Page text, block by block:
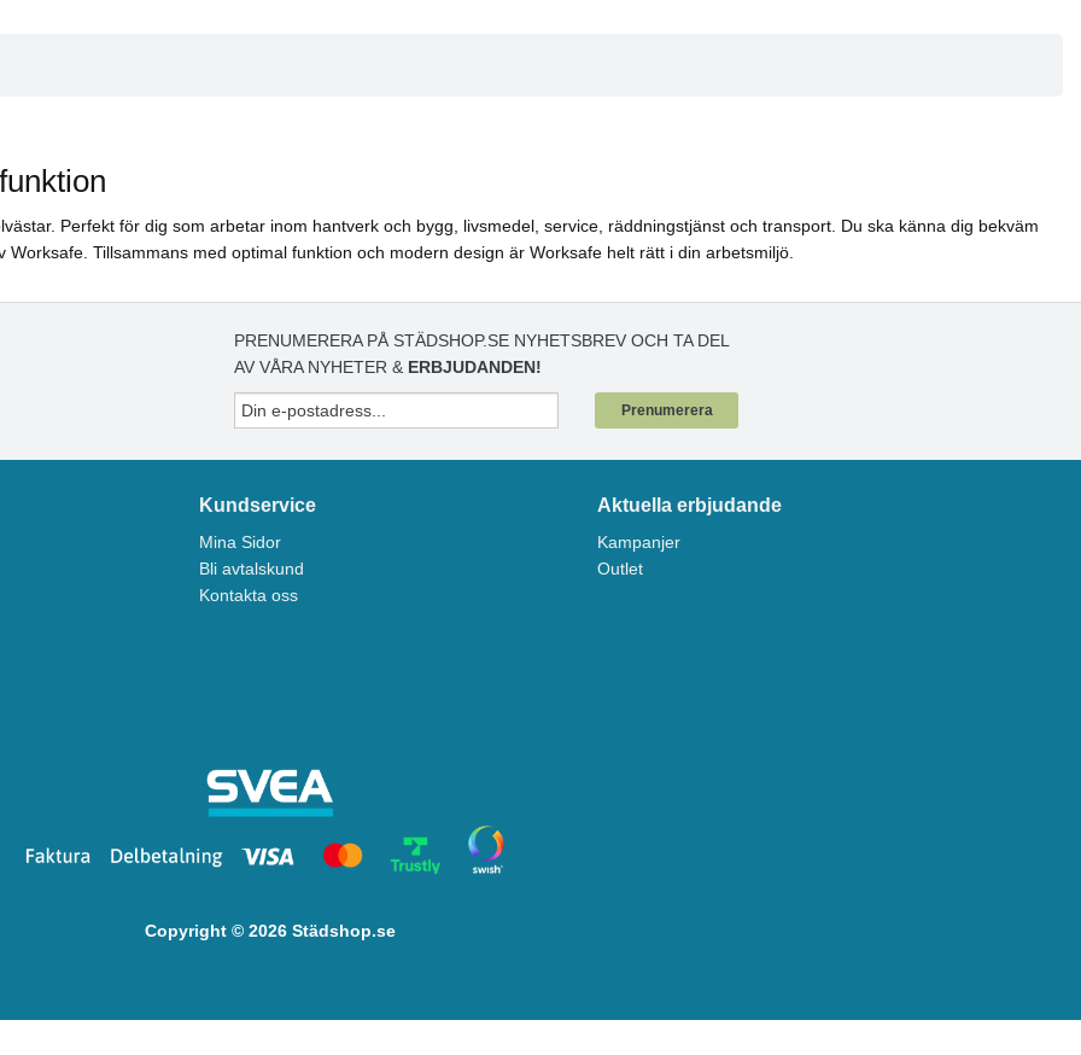
Perfekt för dig som arbetar inom hantverk och bygg, livsmedel, service, räddningstjänst och transport. Du ska känna dig bekväm
Tillsammans med optimal funktion och modern design är Worksafe helt rätt i din arbetsmiljö.
PRENUMERERA PÅ STÄDSHOP.SE NYHETSBREV OCH TA DEL
AV VÅRA NYHETER & ERBJUDANDEN!
Prenumerera
Kundservice
Mina Sidor
Bli avtalskund
Kontakta oss
Aktuella erbjudande
Kampanjer
Outlet
Copyright © 2026 Städshop.se